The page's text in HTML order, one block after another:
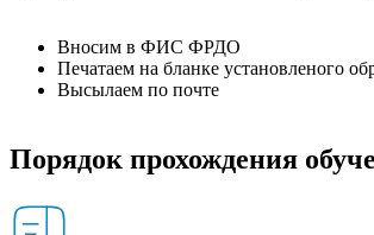
Вносим в ФИС ФРДО
Печатаем на бланке установленого
Высылаем по почте
Порядок прохождения